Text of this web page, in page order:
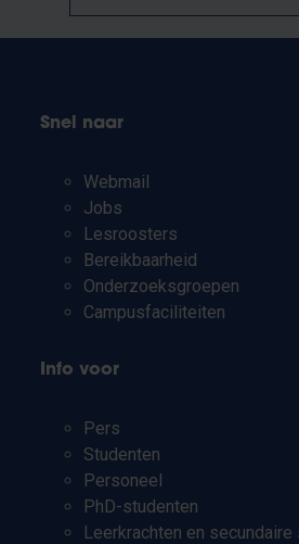
Snel naar
Webmail
Jobs
Lesroosters
Bereikbaarheid
Onderzoeksgroepen
Campusfaciliteiten
Info voor
Pers
Studenten
Personeel
PhD-studenten
Leerkrachten en secundaire